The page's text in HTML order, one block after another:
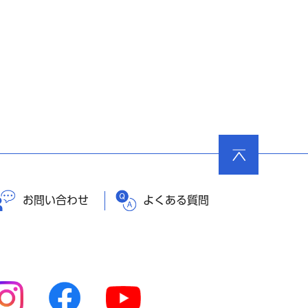
お問い合わせ よくある質問
の先頭
へ戻る